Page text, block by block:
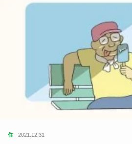
住 2021.12.31